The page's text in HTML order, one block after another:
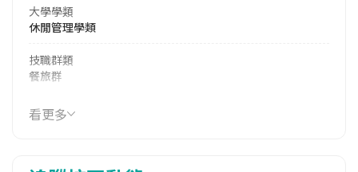
大學學類
休閒管理學類
技職群類
餐旅群
114年學費
15,883 元/學期
看更多